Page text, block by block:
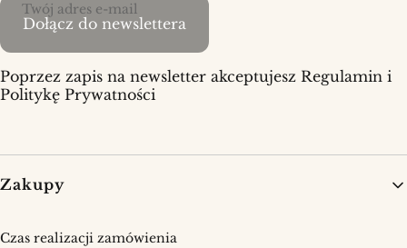
Twój adres e-mail
Dołącz do newslettera
Poprzez zapis na newsletter akceptujesz Regulamin i
Politykę Prywatności
Linki w stopce
Zakupy
Czas realizacji zamówienia